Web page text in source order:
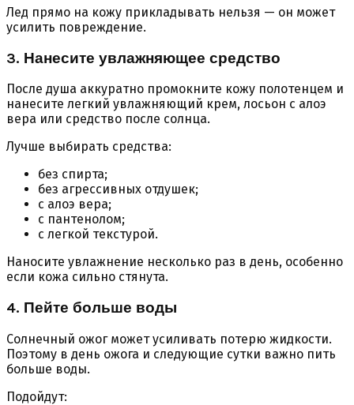
Лед прямо на кожу прикладывать нельзя — он может
усилить повреждение.
3. Нанесите увлажняющее средство
После душа аккуратно промокните кожу полотенцем и
нанесите легкий увлажняющий крем, лосьон с алоэ
вера или средство после солнца.
Лучше выбирать средства:
без спирта;
без агрессивных отдушек;
с алоэ вера;
с пантенолом;
с легкой текстурой.
Наносите увлажнение несколько раз в день, особенно
если кожа сильно стянута.
4. Пейте больше воды
Солнечный ожог может усиливать потерю жидкости.
Поэтому в день ожога и следующие сутки важно пить
больше воды.
Подойдут: